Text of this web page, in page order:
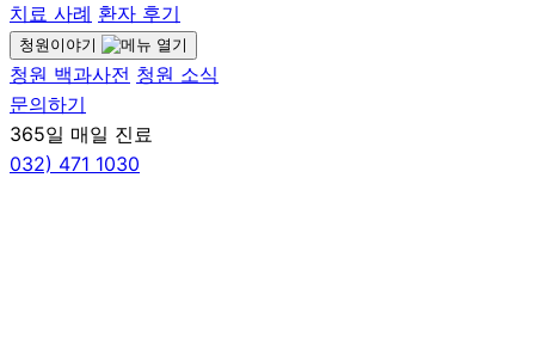
치료 사례 환자 후기
청원이야기
청원 백과사전 청원 소식
문의하기
365일 매일 진료
032) 471 1030